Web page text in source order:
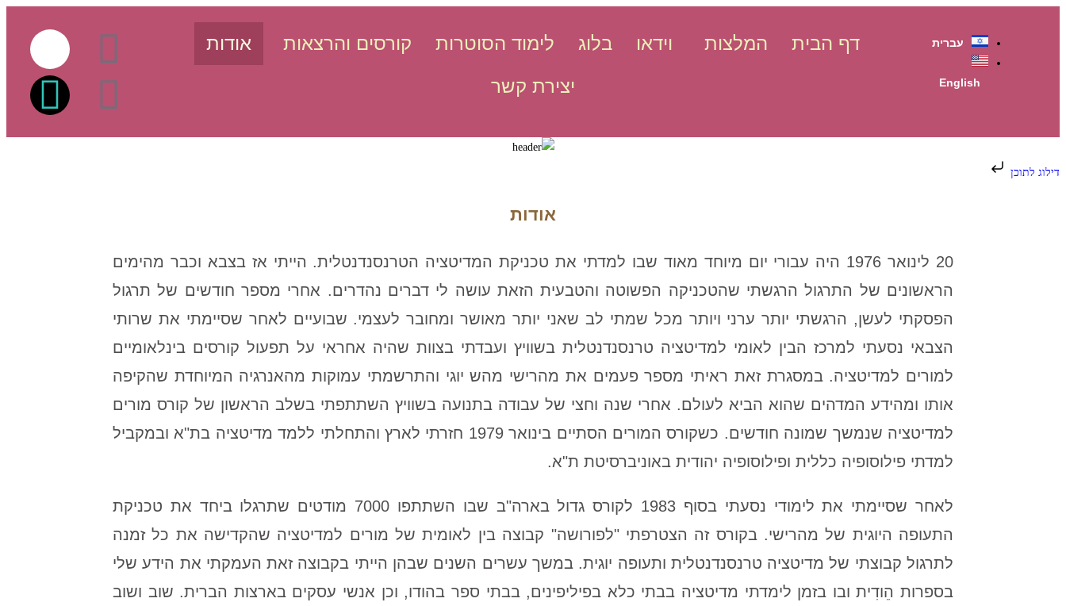
עברית
English
דף הבית המלצות וידאו בלוג לימוד הסוטרות קורסים והרצאות
אודות
יצירת קשר
דילוג לתוכן
אודות
20 לינואר 1976 היה עבורי יום מיוחד מאוד שבו למדתי את טכניקת המדיטציה הטרנסנדנטלית. הייתי אז בצבא וכבר מהימים
הראשונים של התרגול הרגשתי שהטכניקה הפשוטה והטבעית הזאת עושה לי דברים נהדרים. אחרי מספר חודשים של תרגול
הפסקתי לעשן, הרגשתי יותר ערני ויותר מכל שמתי לב שאני יותר מאושר ומחובר לעצמי. שבועיים לאחר שסיימתי את שרותי
הצבאי נסעתי למרכז הבין לאומי למדיטציה טרנסנדנטלית בשוויץ ועבדתי בצוות שהיה אחראי על תפעול קורסים בינלאומיים
למורים למדיטציה. במסגרת זאת ראיתי מספר פעמים את מהרישי מהש יוגי והתרשמתי עמוקות מהאנרגיה המיוחדת שהקיפה
אותו ומהידע המדהים שהוא הביא לעולם. אחרי שנה וחצי של עבודה בתנועה בשוויץ השתתפתי בשלב הראשון של קורס מורים
למדיטציה שנמשך שמונה חודשים. כשקורס המורים הסתיים בינואר 1979 חזרתי לארץ והתחלתי ללמד מדיטציה בת"א ובמקביל
למדתי פילוסופיה כללית ופילוסופיה יהודית באוניברסיטת ת"א.
לאחר שסיימתי את לימודי נסעתי בסוף 1983 לקורס גדול בארה"ב שבו השתתפו 7000 מודטים שתרגלו ביחד את טכניקת
התעופה היוגית של מהרישי. בקורס זה הצטרפתי "לפורושה" קבוצה בין לאומית של מורים למדיטציה שהקדישה את כל זמנה
לתרגול קבוצתי של מדיטציה טרנסנדנטלית ותעופה יוגית. במשך עשרים השנים שבהן הייתי בקבוצה זאת העמקתי את הידע שלי
בספרות הֵודִית ובו בזמן לימדתי מדיטציה בבתי כלא בפיליפינים, בבתי ספר בהודו, וכן אנשי עסקים בארצות הברית. שוב ושוב